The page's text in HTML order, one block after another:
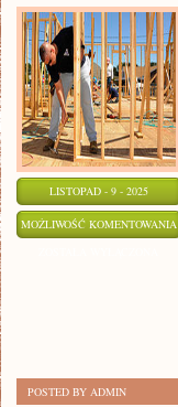
LISTOPAD - 9 - 2025
MOŻLIWOŚĆ KOMENTOWANIA
POSTED BY ADMIN